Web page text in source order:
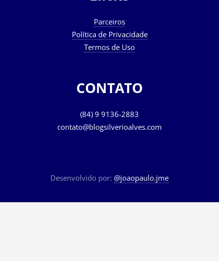
Parceiros
Política de Privacidade
Termos de Uso
CONTATO
(84) 9 9136-2883
contato@blogsilverioalves.com
Desenvolvido por: @joaopaulo.jme